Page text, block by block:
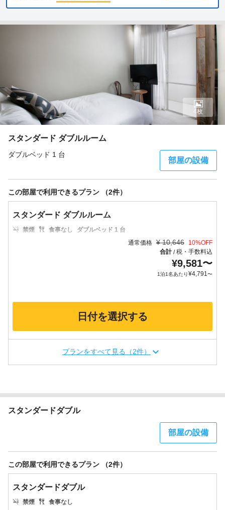
スタンダード ダブルルーム
ダブルベッド 1 台
部屋の設備
4枚
この部屋で利用できるプラン （2件）
スタンダード ダブルルーム
禁煙 食事なし
ダブルベッド 1 台
通常価格 ¥ 10,646 10%OFF
合計/税・手数料込
¥9,581〜
1泊1名あたり¥4,791〜
日付を選択する
プランをすべて見る（2件）
スタンダードダブル
部屋の設備
この部屋で利用できるプラン （2件）
スタンダードダブル
禁煙 食事なし